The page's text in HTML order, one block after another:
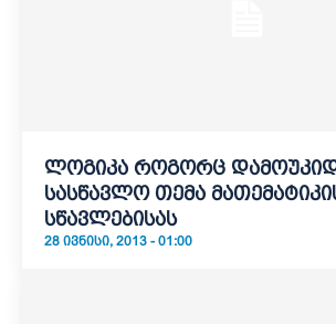
ლოგიკა როგორც
სასწავლო თემა
სწავლებისას
28 ᲘᲕᲜᲘᲡᲘ, 2013 - 01:00